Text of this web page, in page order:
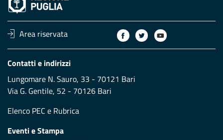
Area riservata
Contatti e indirizzi
Lungomare N. Sauro, 33 - 70121 Bari
Via G. Gentile, 52 - 70126 Bari
Elenco PEC e Rubrica
Eventi e Stampa